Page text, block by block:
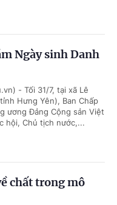
Ngày sinh Danh
- Tối 31/7, tại xã Lê
Hưng Yên), Ban Chấp
ương Đảng Cộng sản Việt
hội, Chủ tịch nước,...
chất trong mô